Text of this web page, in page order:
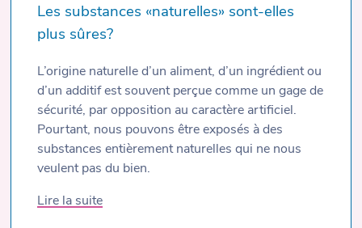
Les substances «naturelles» sont-elles
plus sûres?
L’origine naturelle d’un aliment, d’un ingrédient ou
d’un additif est souvent perçue comme un gage de
sécurité, par opposition au caractère artificiel.
Pourtant, nous pouvons être exposés à des
substances entièrement naturelles qui ne nous
veulent pas du bien.
Lire la suite